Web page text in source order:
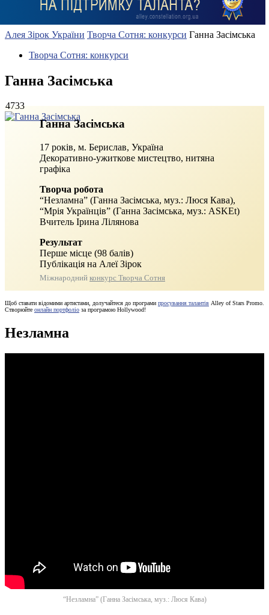
Алея Зірок України Творча Сотня: конкурси Ганна Засімська
Творча Сотня: конкурси
Ганна Засімська
4733
Ганна Засімська
17 років, м. Берислав, Україна
Декоративно-ужиткове мистецтво, нитяна
графіка
Творча робота
“Незламна” (Ганна Засімська, муз.: Люся Кава),
“Мрія Українців” (Ганна Засімська, муз.: ASKEt)
Вчитель Ірина Лілянова
Результат
Перше місце (98 балів)
Публікація на Алеї Зірок
Міжнародний конкурс Творча Сотня
Щоб ставати відомими артистами, долучайтеся до програми просування талантів Alley of Stars Promo.
Створюйте онлайн портфоліо за програмою Hollywood!
Незламна
“Незламна” (Ганна Засімська, муз.: Люся Кава)